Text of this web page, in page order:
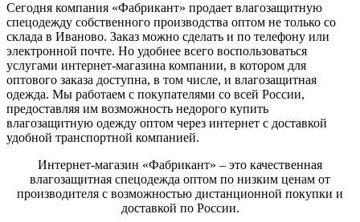
Сегодня компания «Фабрикант» продает влагозащитную
спецодежду собственного производства оптом не только со
склада в Иваново. Заказ можно сделать и по телефону или
электронной почте. Но удобнее всего воспользоваться
услугами интернет-магазина компании, в котором для
оптового заказа доступна, в том числе, и влагозащитная
одежда. Мы работаем с покупателями со всей России,
предоставляя им возможность недорого купить
влагозащитную одежду оптом через интернет с доставкой
удобной транспортной компанией.
Интернет-магазин «Фабрикант» – это качественная
влагозащитная спецодежда оптом по низким ценам от
производителя с возможностью дистанционной покупки и
доставкой по России.